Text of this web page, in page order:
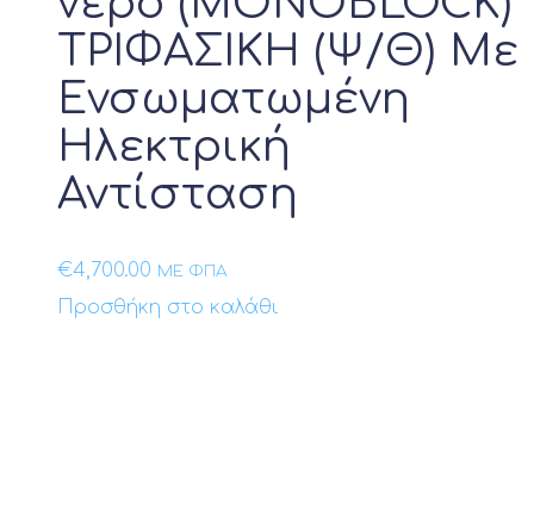
ΤΡΙΦΑΣΙΚΗ (Ψ/Θ) Με
Ενσωματωμένη
Ηλεκτρική
Αντίσταση
€4,700.00 ΜΕ ΦΠΑ
Προσθήκη στο καλάθι